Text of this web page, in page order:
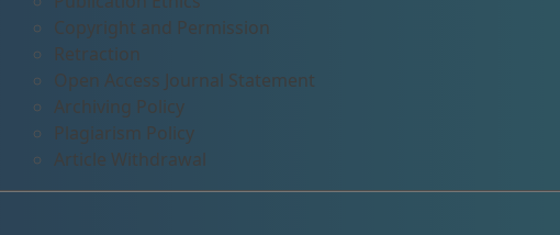
Copyright and Permission
Retraction
Open Access Journal Statement
Archiving Policy
Plagiarism Policy
Article Withdrawal